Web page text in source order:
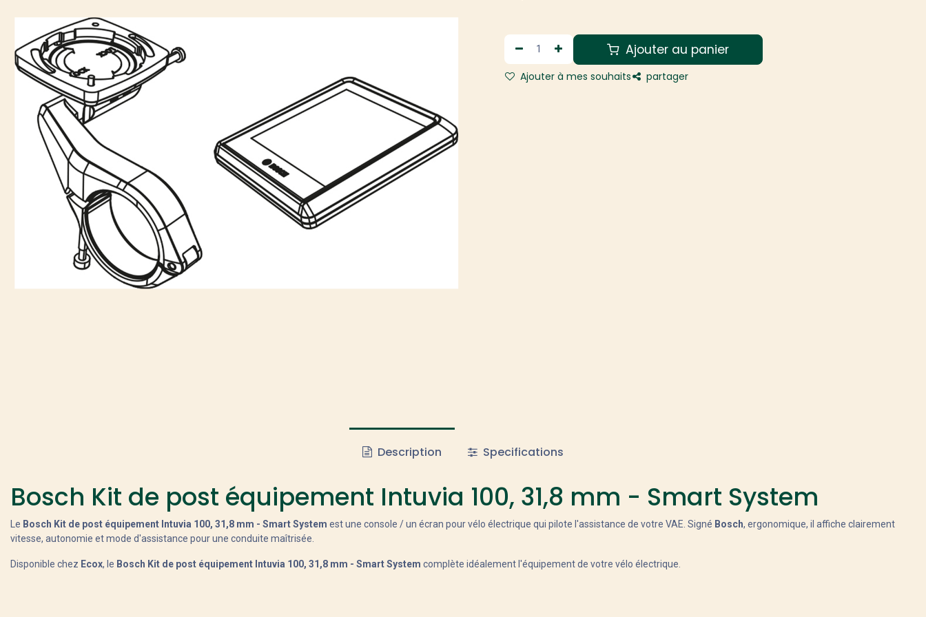
Ajouter au panier
Ajouter à mes souhaits partager
Description Specifications
Bosch Kit de post équipement Intuvia 100, 31,8 mm - Smart System
Le Bosch Kit de post équipement Intuvia 100, 31,8 mm - Smart System est une console / un écran pour vélo électrique qui pilote l'assistance de votre VAE. Signé Bosch, ergonomique, il affiche clairement
vitesse, autonomie et mode d'assistance pour une conduite maîtrisée.
Disponible chez Ecox, le Bosch Kit de post équipement Intuvia 100, 31,8 mm - Smart System complète idéalement l'équipement de votre vélo électrique.